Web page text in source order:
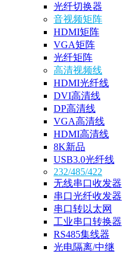
光纤切换器
音视频矩阵
HDMI矩阵
VGA矩阵
光纤矩阵
高清视频线
HDMI光纤线
DVI高清线
DP高清线
VGA高清线
HDMI高清线
8K新品
USB3.0光纤线
232/485/422
无线串口收发器
串口光纤收发器
串口转以太网
工业串口转换器
RS485集线器
光电隔离/中继